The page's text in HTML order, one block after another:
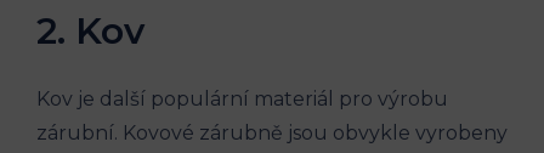
2. Kov
Kov je další populární materiál pro výrobu
zárubní. Kovové zárubně jsou obvykle vyrobeny